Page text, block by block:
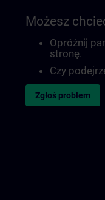
Możesz
Opróżnij
stronę.
Czy
Zgłoś problem